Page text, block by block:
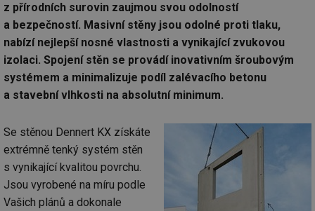
z přírodních surovin zaujmou svou odolností
a bezpečností. Masivní stěny jsou odolné proti tlaku,
nabízí nejlepší nosné vlastnosti a vynikající zvukovou
izolaci. Spojení stěn se provádí inovativním šroubovým
systémem a minimalizuje podíl zalévacího betonu
a stavební vlhkosti na absolutní minimum.
Se stěnou Dennert KX získáte
extrémně tenký systém stěn
s vynikající kvalitou povrchu.
Jsou vyrobené na míru podle
Vašich plánů a dokonale